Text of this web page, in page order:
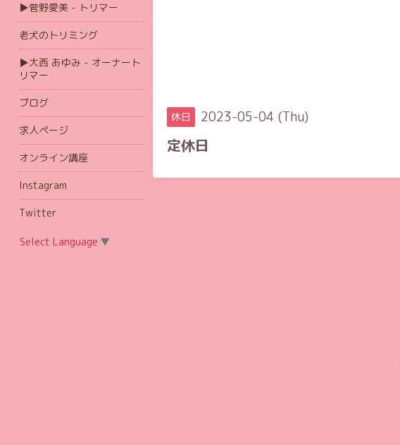
休日 2023-05-04 (Thu)
定休日
▶菅野愛美 - トリマー
老犬のトリミング
▶大西 あゆみ - オーナート
リマー
ブログ
求人ページ
オンライン講座
Instagram
Twitter
Select Language ▼